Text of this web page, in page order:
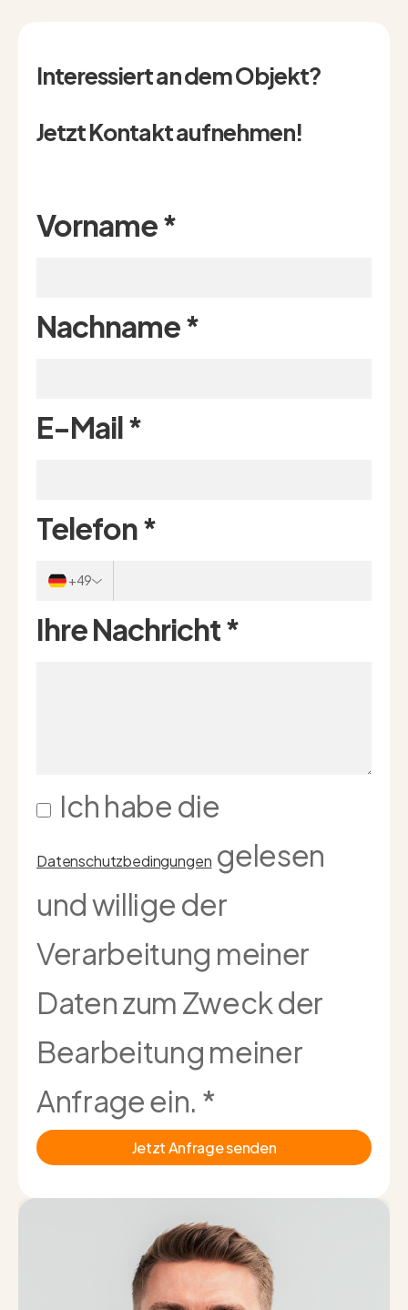
Interessiert an dem Objekt?
Jetzt Kontakt aufnehmen!
Vorname*
Nachname*
E-Mail*
Telefon*
+49
Ihre Nachricht*
Ich habe die
Datenschutzbedingungen gelesen
und willige der
Verarbeitung meiner
Daten zum Zweck der
Bearbeitung meiner
Anfrage ein. *
Jetzt Anfrage senden